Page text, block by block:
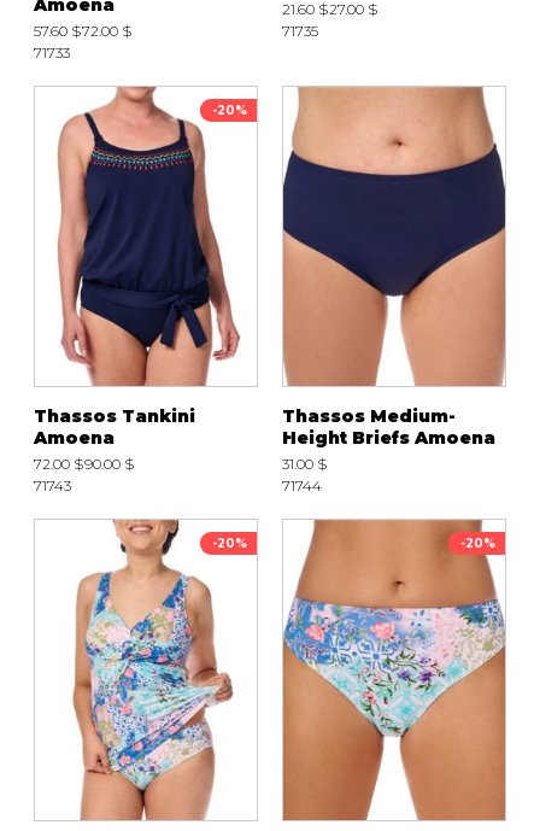
Amoena
57.60 $72.00 $
71733
21.60 $27.00 $
71735
-20%
Thassos Tankini
Amoena
72.00 $90.00 $
71743
Thassos Medium-
Height Briefs Amoena
31.00 $
71744
-20% -20%